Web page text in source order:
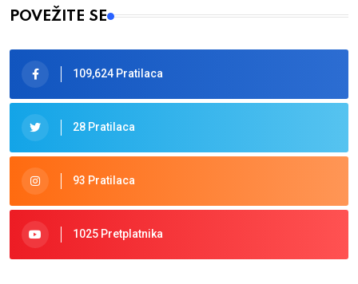
POVEŽITE SE
109,624 Pratilaca
28 Pratilaca
93 Pratilaca
1025 Pretplatnika